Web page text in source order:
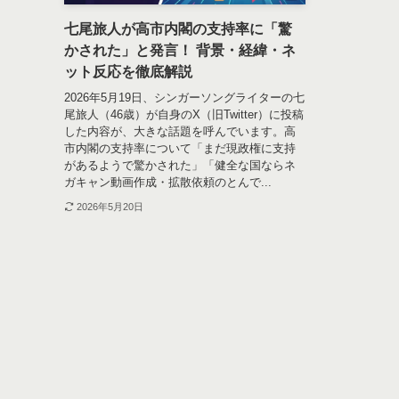
七尾旅人が高市内閣の支持率に「驚
かされた」と発言！ 背景・経緯・ネ
ット反応を徹底解説
2026年5月19日、シンガーソングライターの七
尾旅人（46歳）が自身のX（旧Twitter）に投稿
した内容が、大きな話題を呼んでいます。高
市内閣の支持率について「まだ現政権に支持
があるようで驚かされた」「健全な国ならネ
ガキャン動画作成・拡散依頼のとんで...
2026年5月20日